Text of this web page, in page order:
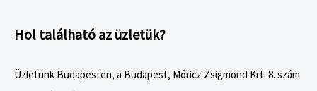
Hol található az üzletük?
Üzletünk Budapesten, a Budapest, Móricz Zsigmond Krt. 8. szám